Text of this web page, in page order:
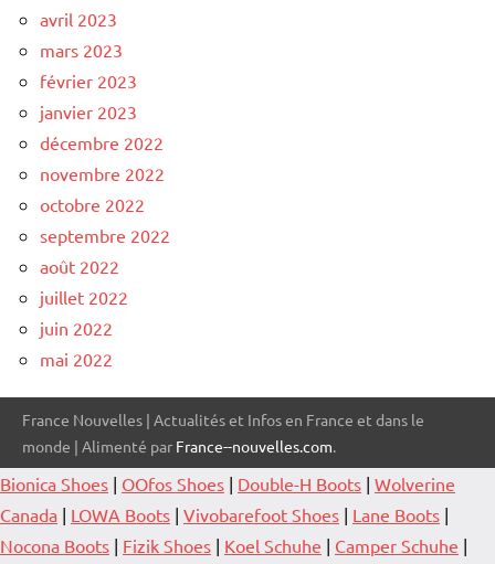
avril 2023
mars 2023
février 2023
janvier 2023
décembre 2022
novembre 2022
octobre 2022
septembre 2022
août 2022
juillet 2022
juin 2022
mai 2022
France Nouvelles | Actualités et Infos en France et dans le
monde | Alimenté par France--nouvelles.com.
Bionica Shoes | OOfos Shoes | Double-H Boots | Wolverine
Canada | LOWA Boots | Vivobarefoot Shoes | Lane Boots |
Nocona Boots | Fizik Shoes | Koel Schuhe | Camper Schuhe |